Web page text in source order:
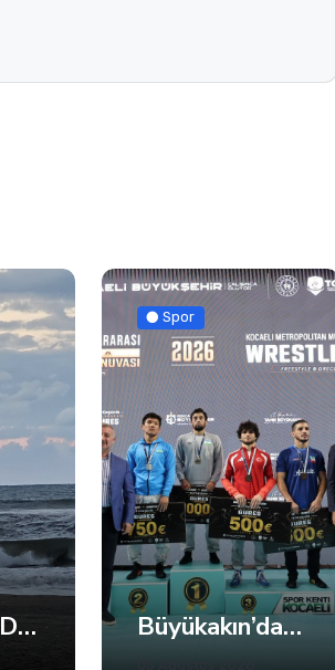
Büyükakın’dan Net Mesaj: 2028’e Hazırız
Güncel
21 Yaşındaki Efe Berat Mama Hayatını Kaybetti